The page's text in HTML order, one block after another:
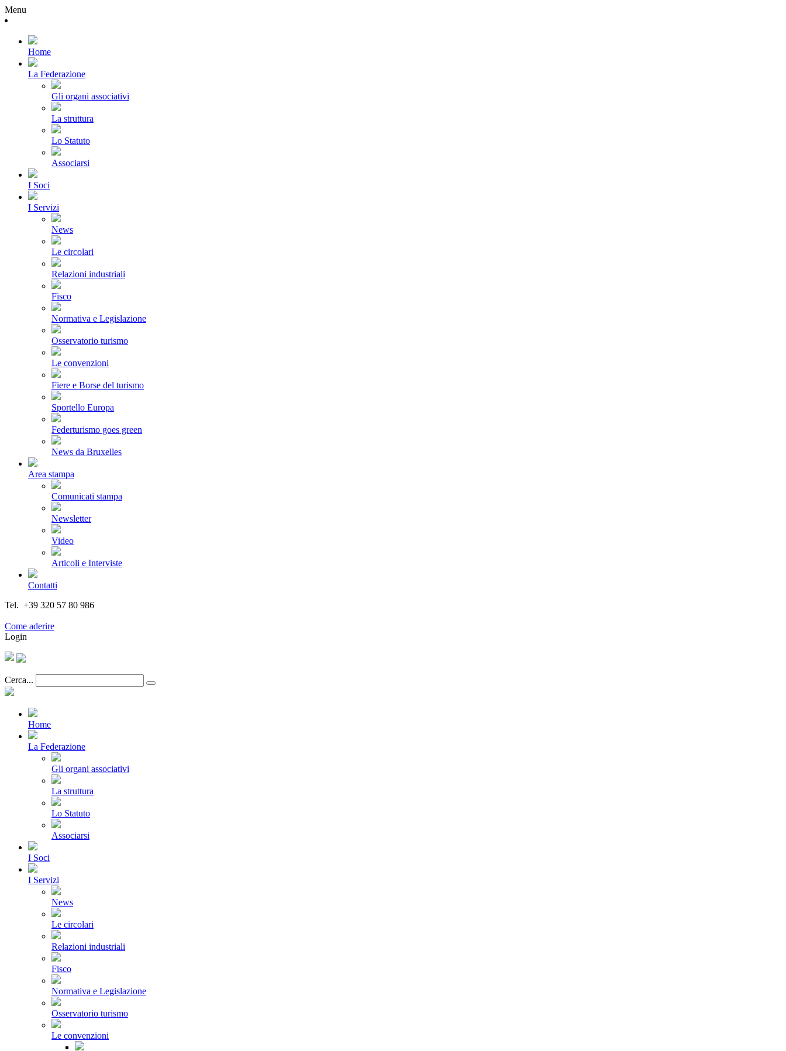
Menu
Home
La Federazione
Gli organi associativi
La struttura
Lo Statuto
Associarsi
I Soci
I Servizi
News
Le circolari
Relazioni industriali
Fisco
Normativa e Legislazione
Osservatorio turismo
Le convenzioni
Fiere e Borse del turismo
Sportello Europa
Federturismo goes green
News da Bruxelles
Area stampa
Comunicati stampa
Newsletter
Video
Articoli e Interviste
Contatti
Tel. +39 320 57 80 986
Come aderire
Login
Cerca...
Home
La Federazione
Gli organi associativi
La struttura
Lo Statuto
Associarsi
I Soci
I Servizi
News
Le circolari
Relazioni industriali
Fisco
Normativa e Legislazione
Osservatorio turismo
Le convenzioni